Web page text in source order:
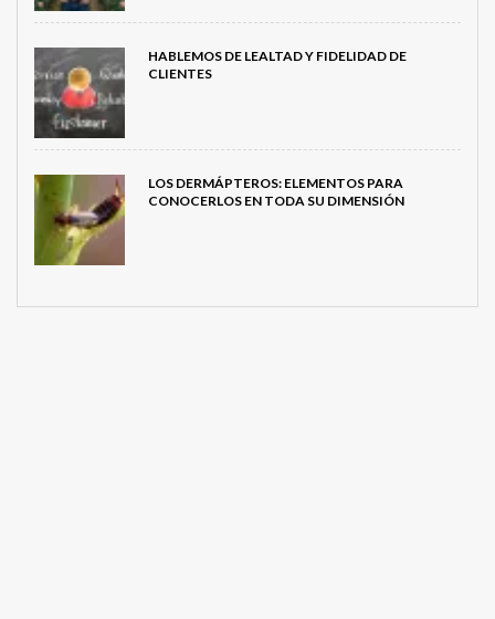
HABLEMOS DE LEALTAD Y FIDELIDAD DE
CLIENTES
LOS DERMÁPTEROS: ELEMENTOS PARA
CONOCERLOS EN TODA SU DIMENSIÓN